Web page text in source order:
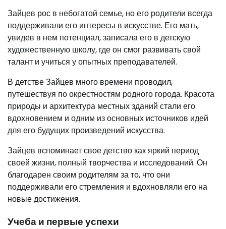
Зайцев рос в небогатой семье, но его родители всегда
поддерживали его интересы в искусстве. Его мать,
увидев в нем потенциал, записала его в детскую
художественную школу, где он смог развивать свой
талант и учиться у опытных преподавателей.
В детстве Зайцев много времени проводил,
путешествуя по окрестностям родного города. Красота
природы и архитектура местных зданий стали его
вдохновением и одним из основных источников идей
для его будущих произведений искусства.
Зайцев вспоминает свое детство как яркий период
своей жизни, полный творчества и исследований. Он
благодарен своим родителям за то, что они
поддерживали его стремления и вдохновляли его на
новые достижения.
Учеба и первые успехи